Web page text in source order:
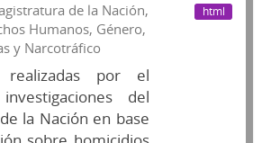
de la Nación,
Humanos, Género,
y Narcotráfico
realizadas por el
del
la Nación en base
html